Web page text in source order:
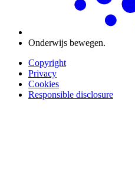
Onderwijs bewegen.
Copyright
Privacy
Cookies
Responsible disclosure